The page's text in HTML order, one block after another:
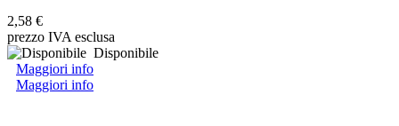
2,58 €
prezzo IVA esclusa
Disponibile
Maggiori info
Maggiori info